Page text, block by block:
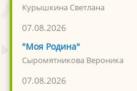
Курышкина Светлана
07.08.2026
"Моя Родина"
Сыромятникова Вероника
07.08.2026